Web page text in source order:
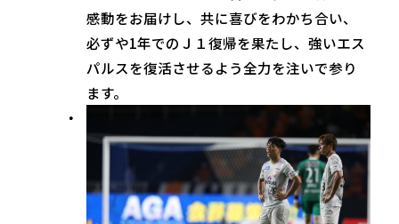
感動をお届けし、共に喜びをわかち合い、
必ずや1年でのＪ１復帰を果たし、強いエス
パルスを復活させるよう全力を注いで参り
ます。